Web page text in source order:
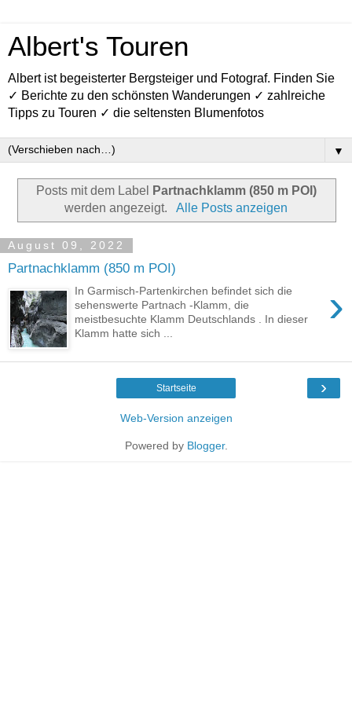
Albert's Touren
Albert ist begeisterter Bergsteiger und Fotograf. Finden Sie
✓ Berichte zu den schönsten Wanderungen ✓ zahlreiche
Tipps zu Touren ✓ die seltensten Blumenfotos
▼
Posts mit dem Label
Partnachklamm (850 m POI)
werden angezeigt.
Alle Posts anzeigen
August 09, 2022
Partnachklamm (850 m POI)
›
In Garmisch-Partenkirchen befindet sich die
sehenswerte Partnach -Klamm, die
meistbesuchte Klamm Deutschlands . In dieser
Klamm hatte sich ...
›
Startseite
Web-Version anzeigen
Powered by Blogger.